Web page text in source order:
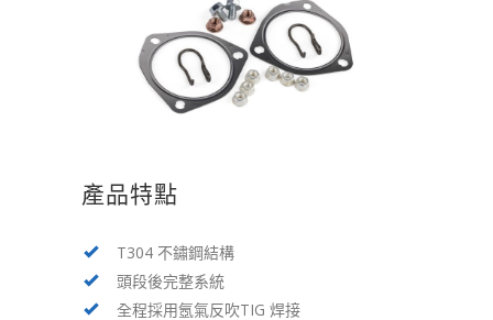
產品特點
T304 不鏽鋼結構
頭段後完整系統
全程採用氬氣反吹TIG 焊接